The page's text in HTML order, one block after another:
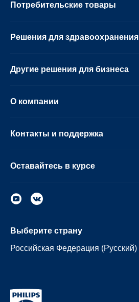
Потребительские товары
Решения для здравоохранения
Другие решения для бизнеса
О компании
Контакты и поддержка
Оставайтесь в курсе
Выберите страну
Российская Федерация (Русский)